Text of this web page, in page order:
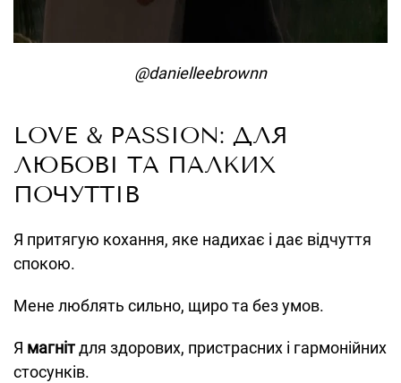
@danielleebrownn
LOVE & PASSION: ДЛЯ
ЛЮБОВІ ТА ПАЛКИХ
ПОЧУТТІВ
Я притягую кохання, яке надихає і дає відчуття
спокою.
Мене люблять сильно, щиро та без умов.
Я магнітдля здорових, пристрасних і гармонійних
стосунків.